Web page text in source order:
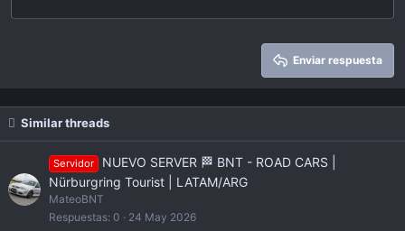
22
Times New Roman
Enviar respuesta
Similar threads
Servidor
NUEVO SERVER 🏁 BNT - ROAD CARS |
Nürburgring Tourist | LATAM/ARG
MateoBNT
Respuestas 0 24 May 2026